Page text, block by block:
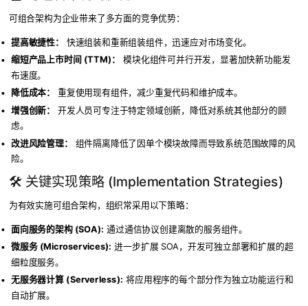
可组合架构为企业带来了多方面的竞争优势：
提高敏捷性：
快速组装和重新组装组件，迅速应对市场变化。
缩短产品上市时间 (TTM)：
模块化组件可并行开发，显著加快新功能发
布速度。
降低成本：
重复使用现有组件，减少重复代码和维护成本。
增强创新：
开发人员可专注于特定领域创新，降低对系统其他部分的顾
虑。
改进风险管理：
组件隔离降低了因单个模块故障而导致系统范围故障的风
险。
🛠️ 关键实现策略 (Implementation Strategies)
为有效实施可组合架构，组织常采用以下策略：
面向服务的架构 (SOA): 通过通信协议创建离散的服务组件。
微服务 (Microservices): 进一步扩展 SOA，开发可独立部署和扩展的超
细粒度服务。
无服务器计算 (Serverless): 将应用程序的每个部分作为独立功能运行和
自动扩展。